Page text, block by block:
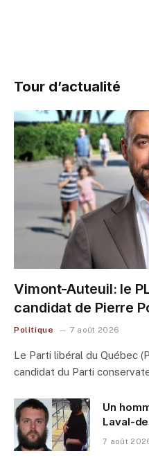
Tour d’actualité
Vimont-Auteuil: le
candidat de Pierre
Politique 7 août 2026
Le Parti libéral du Québec
candidat du Parti
Un
Laval-
7 août